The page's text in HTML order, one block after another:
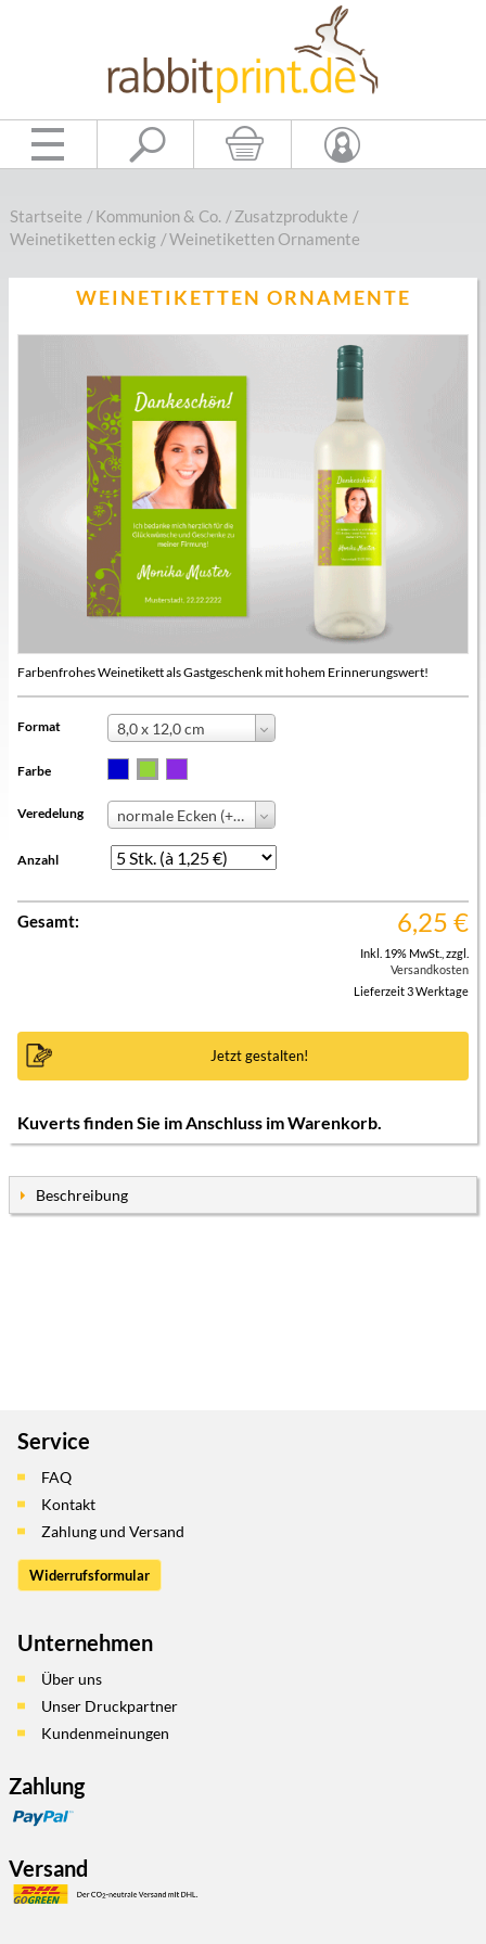
Startseite /Kommunion & Co. /Zusatzprodukte /
Weinetiketten eckig /Weinetiketten Ornamente
WEINETIKETTEN ORNAMENTE
Farbenfrohes Weinetikett als Gastgeschenk mit hohem Erinnerungswert!
Format 8,0 x 12,0 cm
Farbe
Veredelung normale Ecken (+ 0,00 €)
Anzahl
Gesamt: 6,25 €
Inkl. 19% MwSt. zzgl.
Versandkosten
Lieferzeit 3 Werktage
Jetzt gestalten!
Kuverts finden Sie im Anschluss im Warenkorb.
Beschreibung
Service
FAQ
Kontakt
Zahlung und Versand
Widerrufsformular
Unternehmen
Über uns
Unser Druckpartner
Kundenmeinungen
Zahlung
Versand